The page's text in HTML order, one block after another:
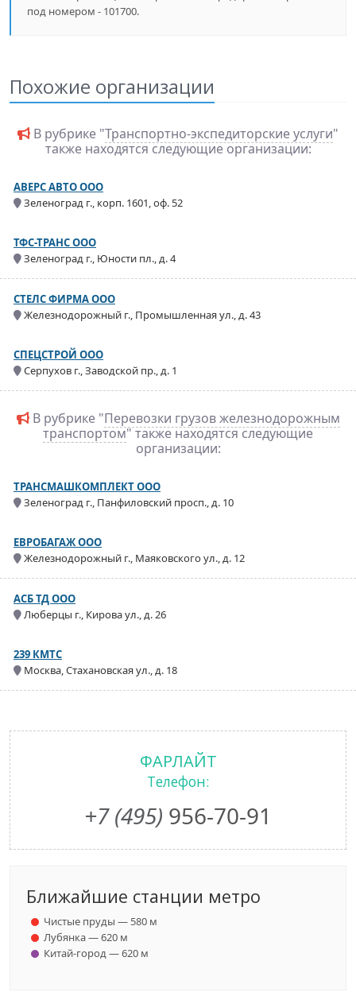
под номером - 101700.
Похожие организации
В рубрике "Транспортно-экспедиторские услуги"
также находятся следующие организации:
АВЕРС АВТО ООО
Зеленоград г., корп. 1601, оф. 52
ТФС-ТРАНС ООО
Зеленоград г., Юности пл., д. 4
СТЕЛС ФИРМА ООО
Железнодорожный г., Промышленная ул., д. 43
СПЕЦСТРОЙ ООО
Серпухов г., Заводской пр., д. 1
В рубрике "Перевозки грузов железнодорожным
транспортом" также находятся следующие
организации:
ТРАНСМАШКОМПЛЕКТ ООО
Зеленоград г., Панфиловский просп., д. 10
ЕВРОБАГАЖ ООО
Железнодорожный г., Маяковского ул., д. 12
АСБ ТД ООО
Люберцы г., Кирова ул., д. 26
239 КМТС
Москва, Стахановская ул., д. 18
ФАРЛАЙТ
Телефон:
+7 (495) 956-70-91
Ближайшие станции метро
Чистые пруды — 580 м
Лубянка — 620 м
Китай-город — 620 м